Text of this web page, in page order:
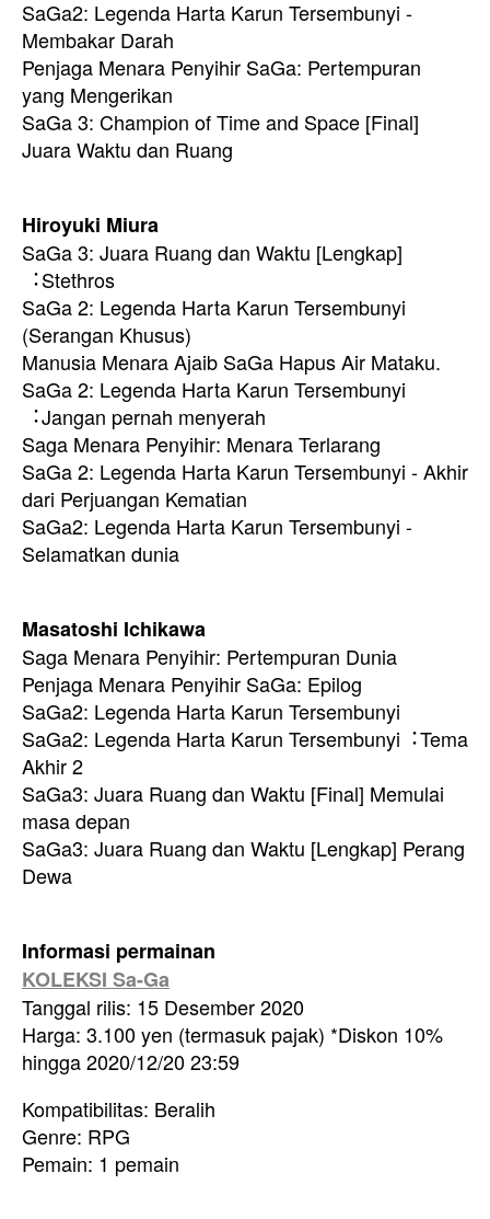
SaGa2: Legenda Harta Karun Tersembunyi -
Membakar Darah
Penjaga Menara Penyihir SaGa: Pertempuran
yang Mengerikan
SaGa 3: Champion of Time and Space [Final]
Juara Waktu dan Ruang
Hiroyuki Miura
SaGa 3: Juara Ruang dan Waktu [Lengkap]
︓Stethros
SaGa 2: Legenda Harta Karun Tersembunyi
(Serangan Khusus)
Manusia Menara Ajaib SaGa Hapus Air Mataku.
SaGa 2: Legenda Harta Karun Tersembunyi
︓Jangan pernah menyerah
Saga Menara Penyihir: Menara Terlarang
SaGa 2: Legenda Harta Karun Tersembunyi - Akhir
dari Perjuangan Kematian
SaGa2: Legenda Harta Karun Tersembunyi -
Selamatkan dunia
Masatoshi Ichikawa
Saga Menara Penyihir: Pertempuran Dunia
Penjaga Menara Penyihir SaGa: Epilog
SaGa2: Legenda Harta Karun Tersembunyi
SaGa2: Legenda Harta Karun Tersembunyi︓Tema
Akhir 2
SaGa3: Juara Ruang dan Waktu [Final] Memulai
masa depan
SaGa3: Juara Ruang dan Waktu [Lengkap] Perang
Dewa
Informasi permainan
KOLEKSI Sa-Ga
Tanggal rilis: 15 Desember 2020
Harga: 3.100 yen (termasuk pajak) *Diskon 10%
hingga 2020/12/20 23:59
Kompatibilitas: Beralih
Genre: RPG
Pemain: 1 pemain